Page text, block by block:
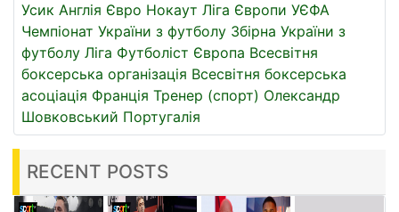
Усик Англія Євро Нокаут Ліга Європи УЄФА
Чемпіонат України з футболу Збірна України з
футболу Ліга Футболіст Європа Всесвітня
боксерська організація Всесвітня боксерська
асоціація Франція Тренер (спорт) Олександр
Шовковський Португалія
RECENT POSTS